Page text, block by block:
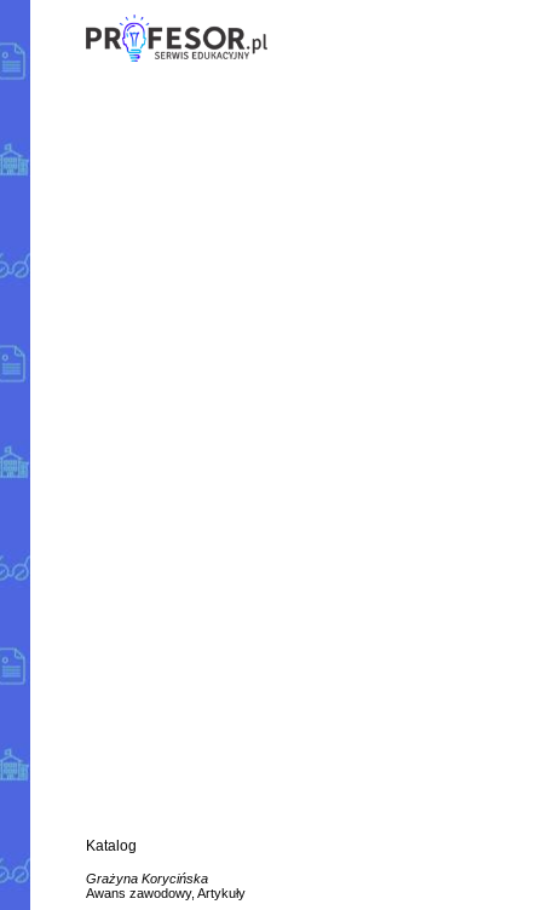
Katalog
Grażyna Korycińska
Awans zawodowy, Artykuły